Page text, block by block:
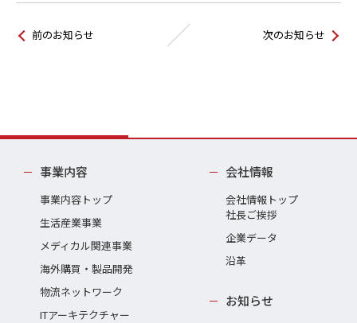
前のお知らせ 次のお知らせ
事業内容
事業内容トップ
生活産業事業
メディカル関連事業
海外購買・製品開発
物流ネットワーク
ITアーキテクチャー
会社情報
会社情報トップ
社長ご挨拶
企業データ
沿革
お知らせ